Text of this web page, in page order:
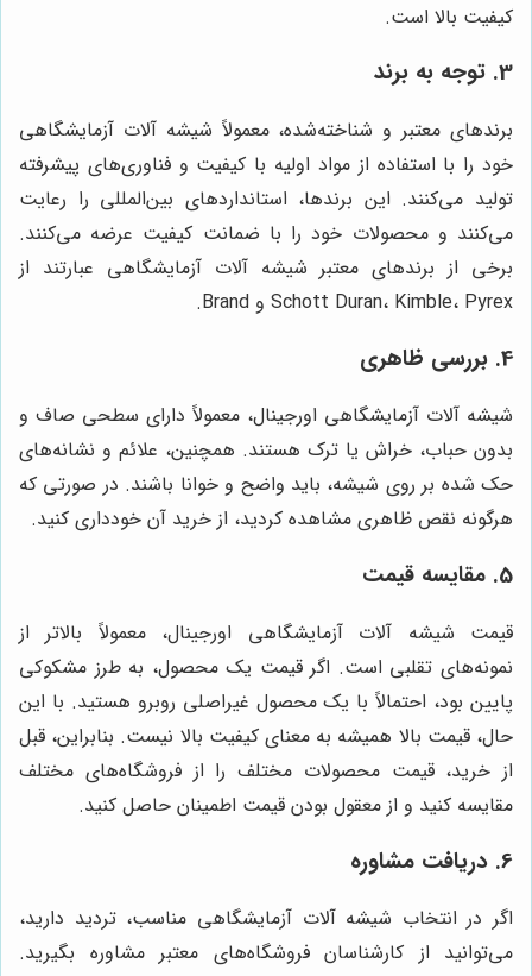
کیفیت بالا است.
3. توجه به برند
برندهای معتبر و شناخته‌شده، معمولاً شیشه آلات آزمایشگاهی
خود را با استفاده از مواد اولیه با کیفیت و فناوری‌های پیشرفته
تولید می‌کنند. این برندها، استانداردهای بین‌المللی را رعایت
می‌کنند و محصولات خود را با ضمانت کیفیت عرضه می‌کنند.
برخی از برندهای معتبر شیشه آلات آزمایشگاهی عبارتند از
Schott Duran، Kimble، Pyrex و Brand.
4. بررسی ظاهری
شیشه آلات آزمایشگاهی اورجینال، معمولاً دارای سطحی صاف و
بدون حباب، خراش یا ترک هستند. همچنین، علائم و نشانه‌های
حک شده بر روی شیشه، باید واضح و خوانا باشند. در صورتی که
هرگونه نقص ظاهری مشاهده کردید، از خرید آن خودداری کنید.
5. مقایسه قیمت
قیمت شیشه آلات آزمایشگاهی اورجینال، معمولاً بالاتر از
نمونه‌های تقلبی است. اگر قیمت یک محصول، به طرز مشکوکی
پایین بود، احتمالاً با یک محصول غیراصلی روبرو هستید. با این
حال، قیمت بالا همیشه به معنای کیفیت بالا نیست. بنابراین، قبل
از خرید، قیمت محصولات مختلف را از فروشگاه‌های مختلف
مقایسه کنید و از معقول بودن قیمت اطمینان حاصل کنید.
6. دریافت مشاوره
اگر در انتخاب شیشه آلات آزمایشگاهی مناسب، تردید دارید،
می‌توانید از کارشناسان فروشگاه‌های معتبر مشاوره بگیرید.